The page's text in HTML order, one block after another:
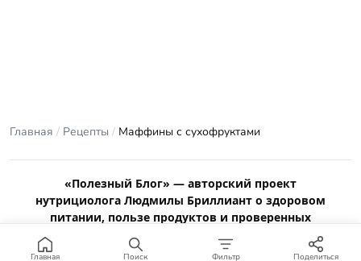
Главная / Рецепты / Маффины с сухофруктами
«Полезный Блог» — авторский проект
нутрициолога Людмилы Бриллиант о здоровом
питании, пользе продуктов и проверенных
Материалы сайта носят ознакомительный характер и не
Главная Поиск Фильтр Поделиться